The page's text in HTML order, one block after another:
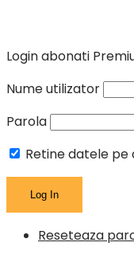
Login abonati
Nume utilizator
Parola
Retine datele
Reseteaza